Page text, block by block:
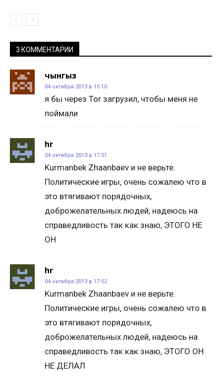
3 КОММЕНТАРИИ
чынгыз
04 октября 2013 в 15:10
я бы через Tor загрузил, чтобы меня не
поймали
hr
04 октября 2013 в 17:51
Kurmanbek Zhaanbaev и не верьте.
Политические игры, очень сожалею что в
это втягивают порядочных,
доброжелательных людей, надеюсь на
справедливость так как знаю, ЭТОГО НЕ
ОН
hr
04 октября 2013 в 17:52
Kurmanbek Zhaanbaev и не верьте.
Политические игры, очень сожалею что в
это втягивают порядочных,
доброжелательных людей, надеюсь на
справедливость так как знаю, ЭТОГО ОН
НЕ ДЕЛАЛ